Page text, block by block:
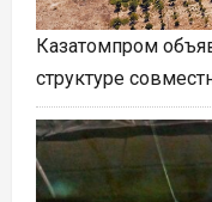
Казатомпром
структуре